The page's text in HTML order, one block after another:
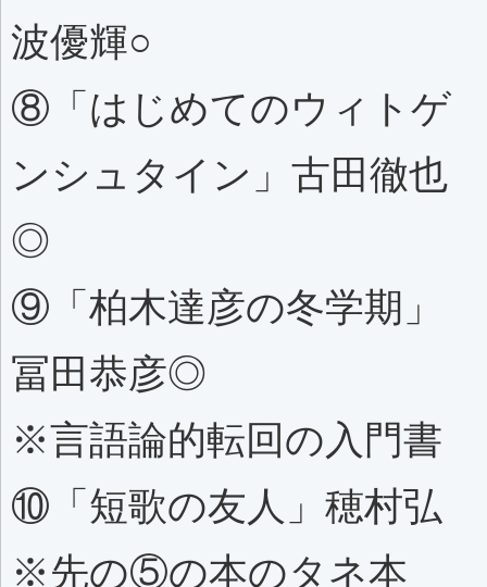
波優輝○
⑧「はじめてのウィトゲ
ンシュタイン」古田徹也
◎
⑨「柏木達彦の冬学期」
冨田恭彦◎
※言語論的転回の入門書
⑩「短歌の友人」穂村弘
※先の⑤の本のタネ本